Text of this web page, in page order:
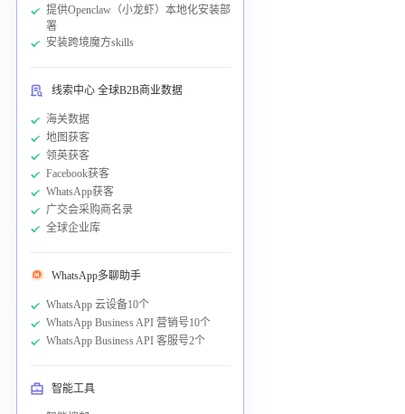
提供Openclaw（小龙虾）本地化安装部
署
安装跨境魔方skills
线索中心 全球B2B商业数据
海关数据
地图获客
领英获客
Facebook获客
WhatsApp获客
广交会采购商名录
全球企业库
WhatsApp多聊助手
WhatsApp 云设备10个
WhatsApp Business API 营销号10个
WhatsApp Business API 客服号2个
智能工具